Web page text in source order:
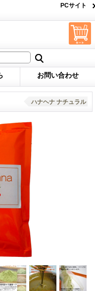
PCサイト
お問い合わせ
ハナヘナ ナチュラル